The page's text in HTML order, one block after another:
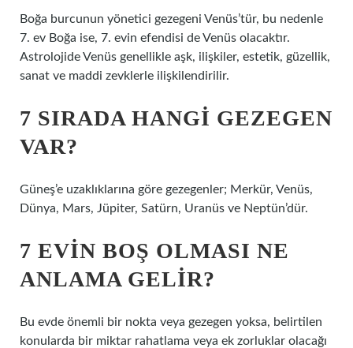
Boğa burcunun yönetici gezegeni Venüs’tür, bu nedenle
7. ev Boğa ise, 7. evin efendisi de Venüs olacaktır.
Astrolojide Venüs genellikle aşk, ilişkiler, estetik, güzellik,
sanat ve maddi zevklerle ilişkilendirilir.
7 SIRADA HANGI GEZEGEN
VAR?
Güneş’e uzaklıklarına göre gezegenler; Merkür, Venüs,
Dünya, Mars, Jüpiter, Satürn, Uranüs ve Neptün’dür.
7 EVIN BOŞ OLMASI NE
ANLAMA GELIR?
Bu evde önemli bir nokta veya gezegen yoksa, belirtilen
konularda bir miktar rahatlama veya ek zorluklar olacağı